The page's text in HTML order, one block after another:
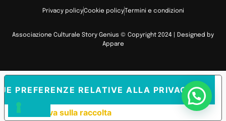
Associazione Culturale Story Genius © Copyright 2024 | Designed by
Appare
Privacy policyCookie policy Termini e condizioni
Informativa sulla raccolta
PREFERENZE RELATIVE ALLA PRIVACY